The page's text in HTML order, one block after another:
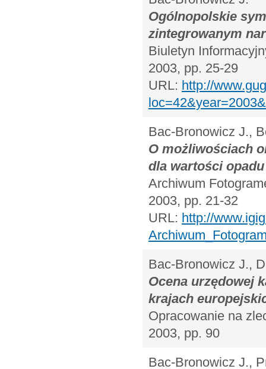
Ogólnopolskie
zintegrowanym
Biuletyn
2003, pp. 25-29
URL: http://
Bac-Bronowicz J.,
O możliwościach
dla wartości
Archiwum
2003, pp. 21-32
URL: http://
Bac-Bronowicz J.,
Ocena urzędowej
krajach
Opracowanie na
2003, pp. 90
Bac-Bronowicz J.,